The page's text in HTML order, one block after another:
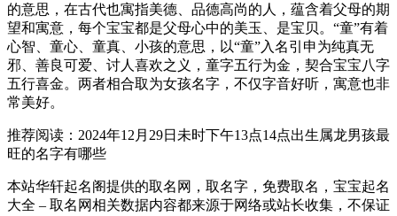
的意思，在古代也寓指美德、品德高尚的人，蕴含着父母的期
望和寓意，每个宝宝都是父母心中的美玉、是宝贝。“童”有着
心智、童心、童真、小孩的意思，以“童”入名引申为纯真无
邪、善良可爱、讨人喜欢之义，童字五行为金，契合宝宝八字
五行喜金。两者相合取为女孩名字，不仅字音好听，寓意也非
常美好。
推荐阅读：2024年12月29日未时下午13点14点出生属龙男孩最
旺的名字有哪些
本站华轩起名阁提供的取名网，取名字，免费取名，宝宝起名
大全 – 取名网相关数据内容都来源于网络或站长收集，不保证